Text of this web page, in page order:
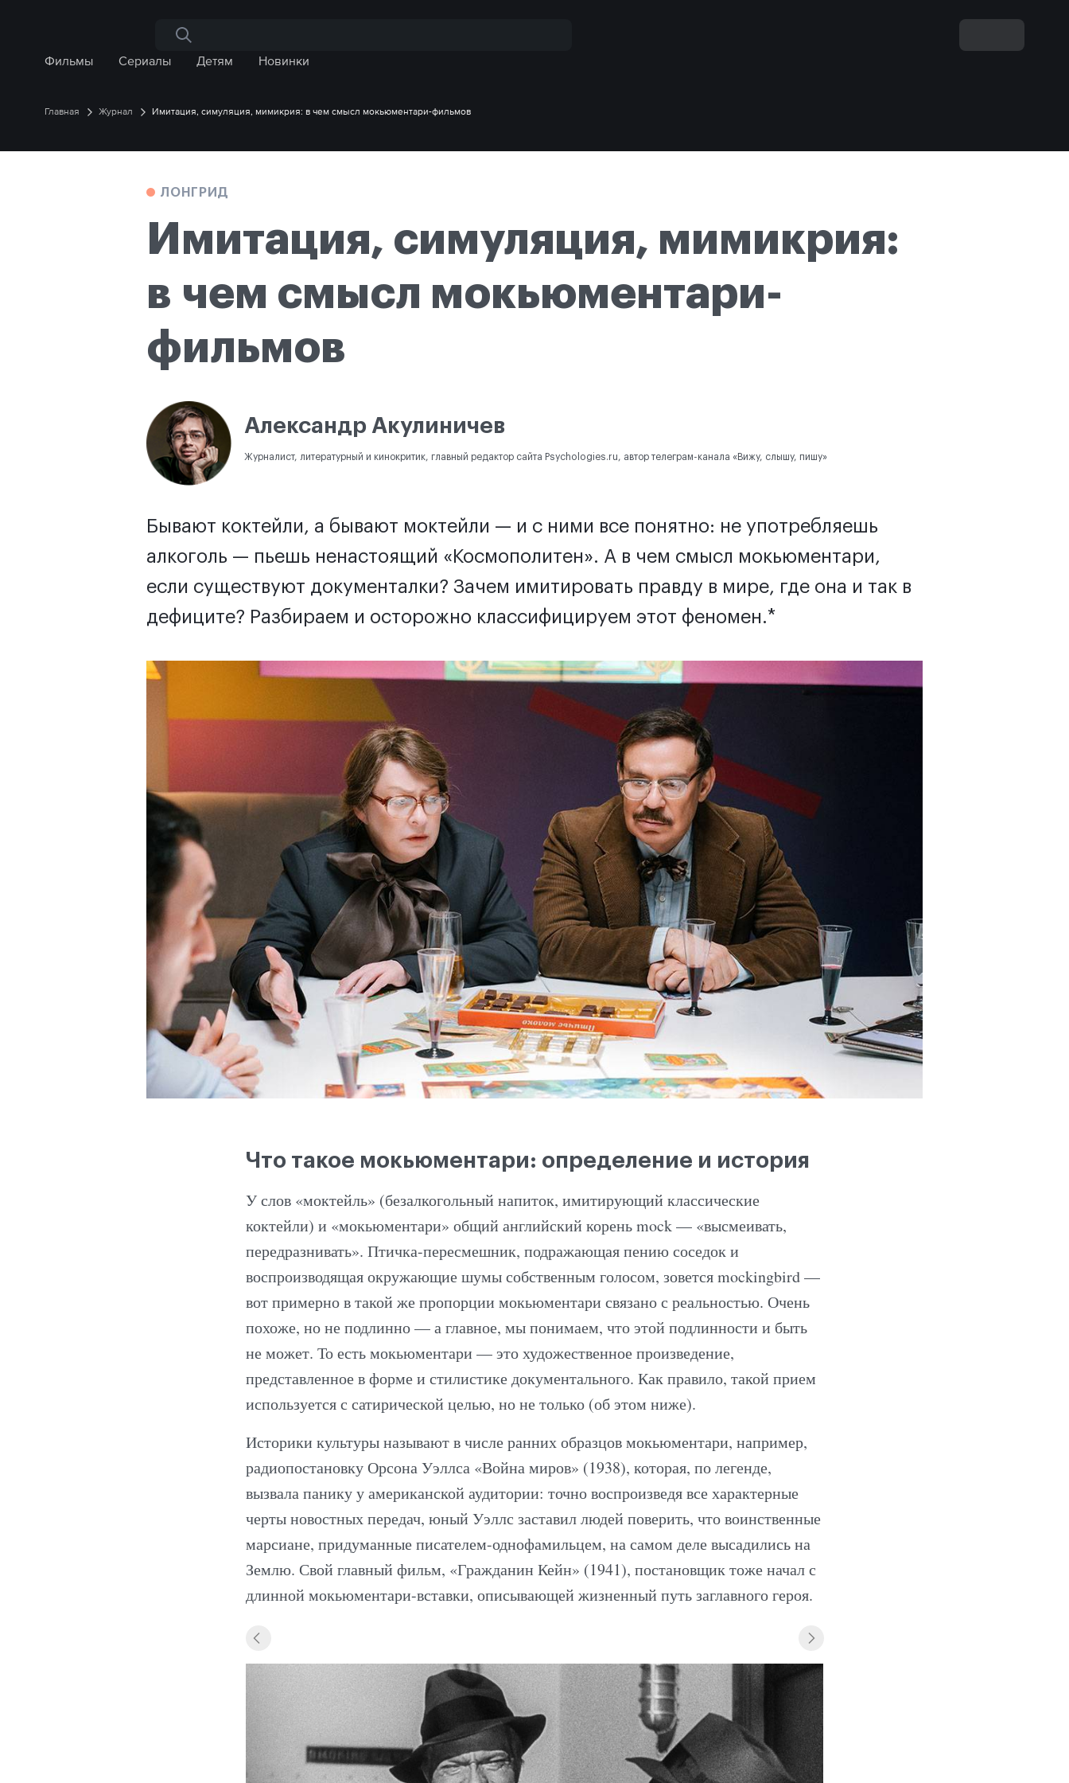
Поиск по сайту
Фильмы Сериалы Детям Новинки
Главная Журнал Имитация, симуляция, мимикрия: в чем смысл мокьюментари-фильмов
ЛОНГРИД
Имитация, симуляция, мимикрия:
в чем смысл мокьюментари-
фильмов
Александр Акулиничев
Журналист, литературный и кинокритик, главный редактор сайта Psychologies.ru, автор телеграм-канала «Вижу, слышу, пишу»
Бывают коктейли, а бывают моктейли — и с ними все понятно: не употребляешь
алкоголь — пьешь ненастоящий «Космополитен». А в чем смысл мокьюментари,
если существуют документалки? Зачем имитировать правду в мире, где она и так в
дефиците? Разбираем и осторожно классифицируем этот феномен.*
Что такое мокьюментари: определение и история
У слов «моктейль» (безалкогольный напиток, имитирующий классические
коктейли) и «мокьюментари» общий английский корень mock — «высмеивать,
передразнивать». Птичка-пересмешник, подражающая пению соседок и
воспроизводящая окружающие шумы собственным голосом, зовется mockingbird —
вот примерно в такой же пропорции мокьюментари связано с реальностью. Очень
похоже, но не подлинно — а главное, мы понимаем, что этой подлинности и быть
не может. То есть мокьюментари — это художественное произведение,
представленное в форме и стилистике документального. Как правило, такой прием
используется с сатирической целью, но не только (об этом ниже).
Историки культуры называют в числе ранних образцов мокьюментари, например,
радиопостановку Орсона Уэллса «Война миров» (1938), которая, по легенде,
вызвала панику у американской аудитории: точно воспроизведя все характерные
черты новостных передач, юный Уэллс заставил людей поверить, что воинственные
марсиане, придуманные писателем-однофамильцем, на самом деле высадились на
Землю. Свой главный фильм, «Гражданин Кейн» (1941), постановщик тоже начал с
длинной мокьюментари-вставки, описывающей жизненный путь заглавного героя.